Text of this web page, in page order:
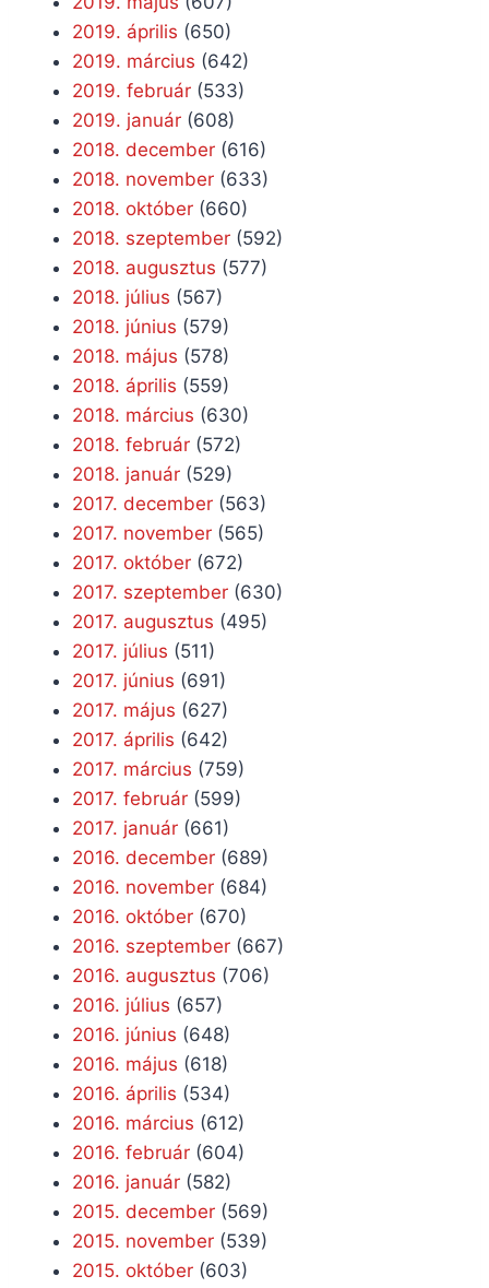
2019. április (650)
2019. március (642)
2019. február (533)
2019. január (608)
2018. december (616)
2018. november (633)
2018. október (660)
2018. szeptember (592)
2018. augusztus (577)
2018. július (567)
2018. június (579)
2018. május (578)
2018. április (559)
2018. március (630)
2018. február (572)
2018. január (529)
2017. december (563)
2017. november (565)
2017. október (672)
2017. szeptember (630)
2017. augusztus (495)
2017. július (511)
2017. június (691)
2017. május (627)
2017. április (642)
2017. március (759)
2017. február (599)
2017. január (661)
2016. december (689)
2016. november (684)
2016. október (670)
2016. szeptember (667)
2016. augusztus (706)
2016. július (657)
2016. június (648)
2016. május (618)
2016. április (534)
2016. március (612)
2016. február (604)
2016. január (582)
2015. december (569)
2015. november (539)
2015. október (603)